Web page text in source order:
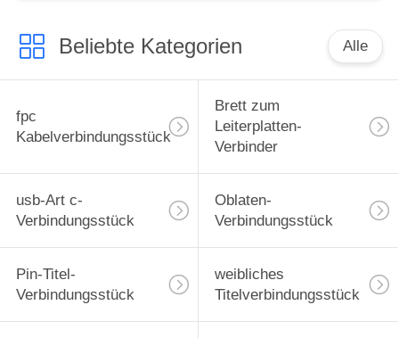
Beliebte Kategorien Alle
fpc
Kabelverbindungsstück
Brett zum
Leiterplatten-
Verbinder
usb-Art c-
Verbindungsstück
Oblaten-
Verbindungsstück
Pin-Titel-
Verbindungsstück
weibliches
Titelverbindungsstück